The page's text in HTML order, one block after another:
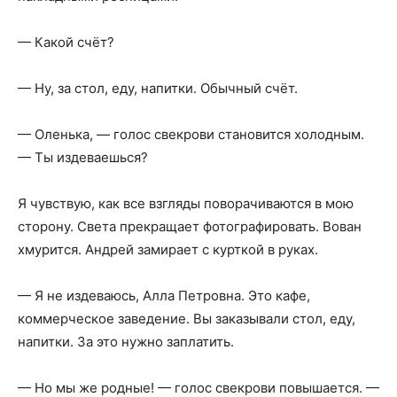
— Какой счёт?
— Ну, за стол, еду, напитки. Обычный счёт.
— Оленька, — голос свекрови становится холодным.
— Ты издеваешься?
Я чувствую, как все взгляды поворачиваются в мою
сторону. Света прекращает фотографировать. Вован
хмурится. Андрей замирает с курткой в руках.
— Я не издеваюсь, Алла Петровна. Это кафе,
коммерческое заведение. Вы заказывали стол, еду,
напитки. За это нужно заплатить.
— Но мы же родные! — голос свекрови повышается. —